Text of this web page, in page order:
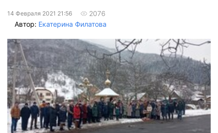
14 Февраля 2021 21:56
2076
Автор: Екатерина Филатова